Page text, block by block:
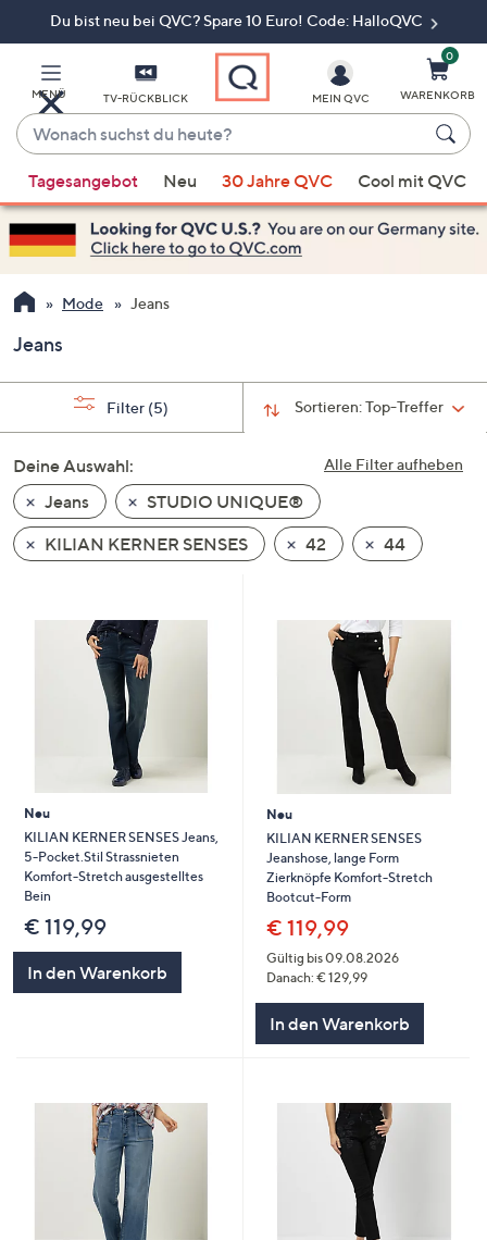
Du bist neu bei QVC? Spare 10 Euro! Code: HalloQVC
MENÜ TV-RÜCKBLICK
Wonach
suchst
du
heute?
Vorschläge
verfügbar
sind,
verwenden
Sie
Pfeiltasten
nach
und
nach
unten
oder
wischen
Sie
diese
anzuzeigen.
MEIN QVC
0
WARENKORB
Tagesangebot Neu 30 Jahre QVC Cool mit QVC
Mode Jeans
Jeans
Sortieren:Top-Treffer
Filter (5)
Alle Filter aufheben
Deine Auswahl:
Jeans
STUDIO UNIQUE®
KILIAN KERNER SENSES
42 44
Neu
KILIAN KERNER SENSES Jeans,
5-Pocket.Stil Strassnieten
Komfort-Stretch ausgestelltes
Bein
€ 119,99
In den Warenkorb
Neu
KILIAN KERNER SENSES
Jeanshose, lange Form
Zierknöpfe Komfort-Stretch
Bootcut-Form
€ 119,99
Gültig bis 09.08.2026
Danach: € 129,99
In den Warenkorb